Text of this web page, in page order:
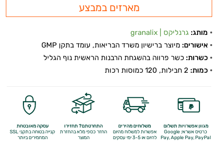
מארזים במבצע
מותג: גרנליקס | granalix
אישורים: מיוצר ברישיון משרד הבריאות, עומד בתקן GMP
כשרות: כשר פרווה בהשגחת הרבנות הראשית נוף הגליל
כמות:
מגוון אפשרויות תשלום
כרטיס אשראי, Google
Pay,Apple Pay, PayPal
משלוחים מהירים
אפשרות למשלוח מהיום
להיום או 3-5 ימי עסקים
התחרטתם? תחזירו
החזר כספי מלאבהחזרת
המוצר
עסקה מאובטחת
קנייה בטוחה בתקני SSL
המחמירים ביותר